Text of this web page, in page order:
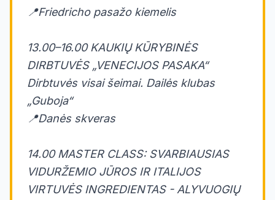
📍Friedricho pasažo kiemelis
13.00–16.00 KAUKIŲ KŪRYBINĖS
DIRBTUVĖS „VENECIJOS PASAKA“
Dirbtuvės visai šeimai. Dailės klubas
„Guboja“
📍Danės skveras
14.00 MASTER CLASS: SVARBIAUSIAS
VIDURŽEMIO JŪROS IR ITALIJOS
VIRTUVĖS INGREDIENTAS - ALYVUOGIŲ